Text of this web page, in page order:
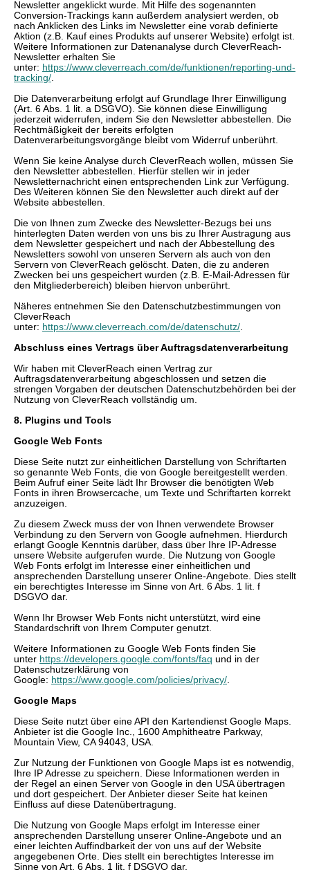
Newsletter angeklickt wurde. Mit Hilfe des sogenannten
Conversion-Trackings kann außerdem analysiert werden, ob
nach Anklicken des Links im Newsletter eine vorab definierte
Aktion (z.B. Kauf eines Produkts auf unserer Website) erfolgt ist.
Weitere Informationen zur Datenanalyse durch CleverReach-
Newsletter erhalten Sie
unter: https://www.cleverreach.com/de/funktionen/reporting-und-
tracking/.
Die Datenverarbeitung erfolgt auf Grundlage Ihrer Einwilligung
(Art. 6 Abs. 1 lit. a DSGVO). Sie können diese Einwilligung
jederzeit widerrufen, indem Sie den Newsletter abbestellen. Die
Rechtmäßigkeit der bereits erfolgten
Datenverarbeitungsvorgänge bleibt vom Widerruf unberührt.
Wenn Sie keine Analyse durch CleverReach wollen, müssen Sie
den Newsletter abbestellen. Hierfür stellen wir in jeder
Newsletternachricht einen entsprechenden Link zur Verfügung.
Des Weiteren können Sie den Newsletter auch direkt auf der
Website abbestellen.
Die von Ihnen zum Zwecke des Newsletter-Bezugs bei uns
hinterlegten Daten werden von uns bis zu Ihrer Austragung aus
dem Newsletter gespeichert und nach der Abbestellung des
Newsletters sowohl von unseren Servern als auch von den
Servern von CleverReach gelöscht. Daten, die zu anderen
Zwecken bei uns gespeichert wurden (z.B. E-Mail-Adressen für
den Mitgliederbereich) bleiben hiervon unberührt.
Näheres entnehmen Sie den Datenschutzbestimmungen von
CleverReach
unter: https://www.cleverreach.com/de/datenschutz/.
Abschluss eines Vertrags über Auftragsdatenverarbeitung
Wir haben mit CleverReach einen Vertrag zur
Auftragsdatenverarbeitung abgeschlossen und setzen die
strengen Vorgaben der deutschen Datenschutzbehörden bei der
Nutzung von CleverReach vollständig um.
8. Plugins und Tools
Google Web Fonts
Diese Seite nutzt zur einheitlichen Darstellung von Schriftarten
so genannte Web Fonts, die von Google bereitgestellt werden.
Beim Aufruf einer Seite lädt Ihr Browser die benötigten Web
Fonts in ihren Browsercache, um Texte und Schriftarten korrekt
anzuzeigen.
Zu diesem Zweck muss der von Ihnen verwendete Browser
Verbindung zu den Servern von Google aufnehmen. Hierdurch
erlangt Google Kenntnis darüber, dass über Ihre IP-Adresse
unsere Website aufgerufen wurde. Die Nutzung von Google
Web Fonts erfolgt im Interesse einer einheitlichen und
ansprechenden Darstellung unserer Online-Angebote. Dies stellt
ein berechtigtes Interesse im Sinne von Art. 6 Abs. 1 lit. f
DSGVO dar.
Wenn Ihr Browser Web Fonts nicht unterstützt, wird eine
Standardschrift von Ihrem Computer genutzt.
Weitere Informationen zu Google Web Fonts finden Sie
unter https://developers.google.com/fonts/faq und in der
Datenschutzerklärung von
Google: https://www.google.com/policies/privacy/.
Google Maps
Diese Seite nutzt über eine API den Kartendienst Google Maps.
Anbieter ist die Google Inc., 1600 Amphitheatre Parkway,
Mountain View, CA 94043, USA.
Zur Nutzung der Funktionen von Google Maps ist es notwendig,
Ihre IP Adresse zu speichern. Diese Informationen werden in
der Regel an einen Server von Google in den USA übertragen
und dort gespeichert. Der Anbieter dieser Seite hat keinen
Einfluss auf diese Datenübertragung.
Die Nutzung von Google Maps erfolgt im Interesse einer
ansprechenden Darstellung unserer Online-Angebote und an
einer leichten Auffindbarkeit der von uns auf der Website
angegebenen Orte. Dies stellt ein berechtigtes Interesse im
Sinne von Art. 6 Abs. 1 lit. f DSGVO dar.